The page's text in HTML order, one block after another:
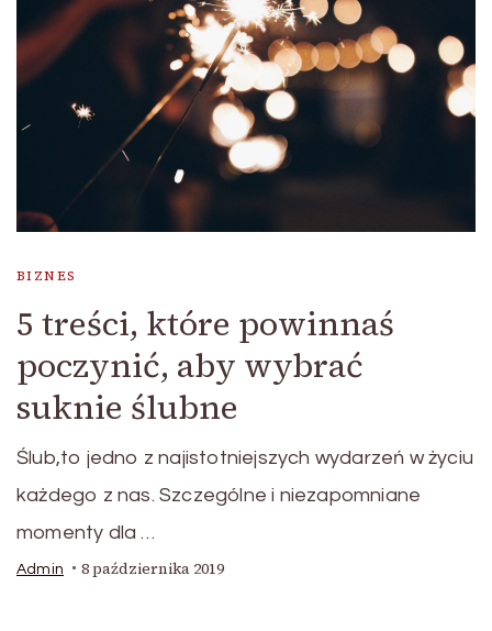
BIZNES
5 treści, które powinnaś
poczynić, aby wybrać
suknie ślubne
Ślub,to jedno z najistotniejszych wydarzeń w życiu
każdego z nas. Szczególne i niezapomniane
momenty dla …
Admin 8 października 2019